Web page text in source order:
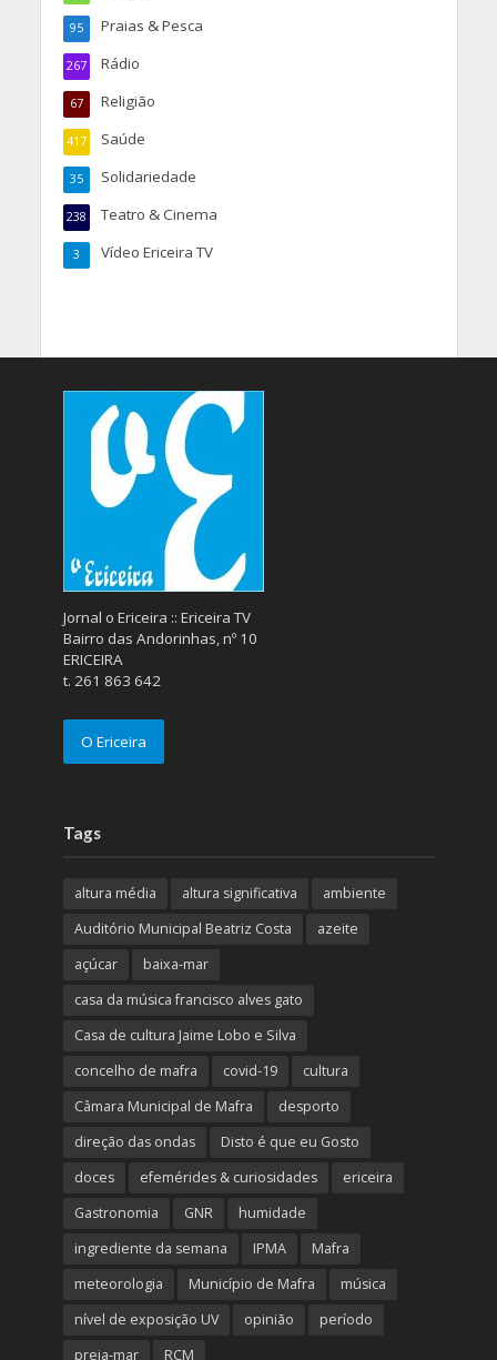
Praias & Pesca
95
Rádio
267
Religião
67
Saúde
417
Solidariedade
35
Teatro & Cinema
238
Vídeo Ericeira TV
3
Jornal o Ericeira :: Ericeira TV
Bairro das Andorinhas, nº 10
ERICEIRA
t. 261 863 642
O Ericeira
Tags
altura média altura significativa
ambiente
Auditório Municipal Beatriz Costa
azeite
açúcar
baixa-mar
casa da música francisco alves gato
Casa de cultura Jaime Lobo e Silva
concelho de mafra
covid-19
cultura
Câmara Municipal de Mafra
desporto
direção das ondas
Disto é que eu Gosto
doces
efemérides & curiosidades
ericeira
Gastronomia
GNR
humidade
ingrediente da semana
IPMA
Mafra
meteorologia
Município de Mafra
música
nível de exposição UV
opinião
período
preia-mar
RCM